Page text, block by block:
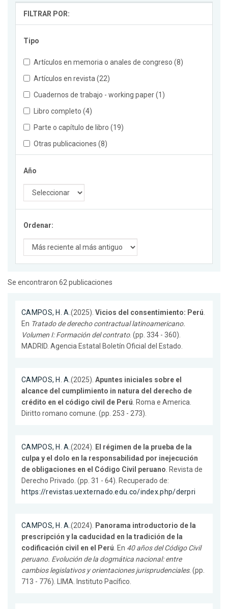
FILTRAR POR:
Tipo
Artículos en memoria o anales de congreso (8)
Artículos en revista (22)
Cuadernos de trabajo - working paper (1)
Libro completo (4)
Parte o capítulo de libro (19)
Otras publicaciones (8)
Año
Ordenar:
Se encontraron 62 publicaciones
CAMPOS, H. A.(2025). Vicios del consentimiento: Perú.
En Tratado de derecho contractual latinoamericano.
Volumen I: Formación del contrato. (pp. 334 - 360).
MADRID. Agencia Estatal Boletín Oficial del Estado.
CAMPOS, H. A.(2025). Apuntes iniciales sobre el
alcance del cumplimiento in natura del derecho de
crédito en el código civil de Perú. Roma e America.
Diritto romano comune. (pp. 253 - 273).
CAMPOS, H. A.(2024). El régimen de la prueba de la
culpa y el dolo en la responsabilidad por inejecución
de obligaciones en el Código Civil peruano. Revista de
Derecho Privado. (pp. 31 - 64). Recuperado de:
https://revistas.uexternado.edu.co/index.php/derpri
CAMPOS, H. A.(2024). Panorama introductorio de la
prescripción y la caducidad en la tradición de la
codificación civil en el Perú. En 40 años del Código Civil
peruano. Evolución de la dogmática nacional: entre
cambios legislativos y orientaciones jurisprudenciales. (pp.
713 - 776). LIMA. Instituto Pacífico.